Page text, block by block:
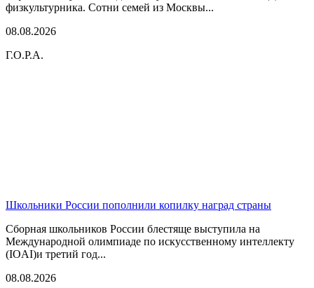
физкультурника. Сотни семей из Москвы...
08.08.2026
Г.О.Р.А.
Школьники России пополнили копилку наград страны
Сборная школьников России блестяще выступила на
Международной олимпиаде по искусственному интеллекту
(IOAI)и третий год...
08.08.2026